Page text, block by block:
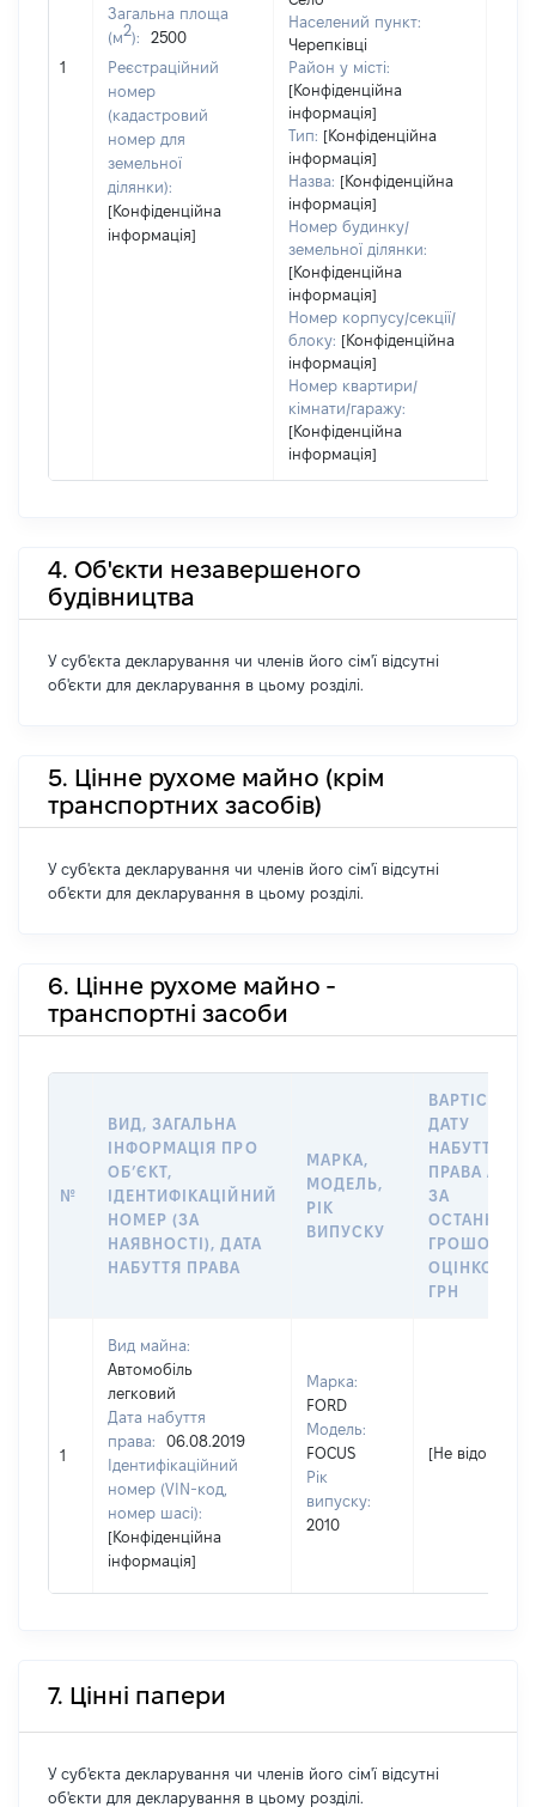
1
Загальна площа
(м2):
2500
Реєстраційний
номер
(кадастровий
номер для
земельної
ділянки):
[Конфіденційна
інформація]
Населений пункт:
Черепківці
Район у місті:
[Конфіденційна
інформація]
Тип: [Конфіденційна
інформація]
Назва: [Конфіденційна
інформація]
Номер будинку/
земельної ділянки:
[Конфіденційна
інформація]
Номер корпусу/секції/
блоку: [Конфіденційна
інформація]
Номер квартири/
кімнати/гаражу:
[Конфіденційна
інформація]
4. Об'єкти незавершеного
будівництва
У суб'єкта декларування чи членів його сім'ї відсутні
об'єкти для декларування в цьому розділі.
5. Цінне рухоме майно (крім
транспортних засобів)
У суб'єкта декларування чи членів його сім'ї відсутні
об'єкти для декларування в цьому розділі.
6. Цінне рухоме майно -
транспортні засоби
№
ВИД, ЗАГАЛЬНА
ІНФОРМАЦІЯ ПРО
ОБʼЄКТ,
ІДЕНТИФІКАЦІЙНИЙ
НОМЕР (ЗА
НАЯВНОСТІ), ДАТА
НАБУТТЯ ПРАВА
МАРКА,
МОДЕЛЬ,
РІК
ВИПУСКУ
ВАРТІСТЬ НА
ДАТУ
НАБУТТЯ
ПРАВА АБО
ЗА
ГРОШОВОЮ
ОЦІНКОЮ,
ГРН
1
Вид майна:
Автомобіль
легковий
Дата набуття
права:
06.08.2019
Ідентифікаційний
номер (VIN-код,
номер шасі):
[Конфіденційна
інформація]
Марка:
FORD
Модель:
FOCUS
Рік
випуску:
2010
[Не відомо]
7. Цінні папери
У суб'єкта декларування чи членів його сім'ї відсутні
об'єкти для декларування в цьому розділі.